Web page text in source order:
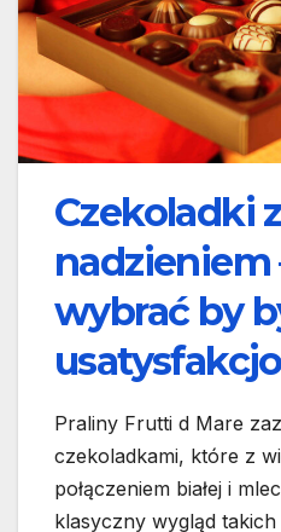
Czekoladki z
nadzieniem
wybrać by
Praliny Frutti d Mare
czekoladkami, które z
połączeniem białej i
klasyczny wygląd takich